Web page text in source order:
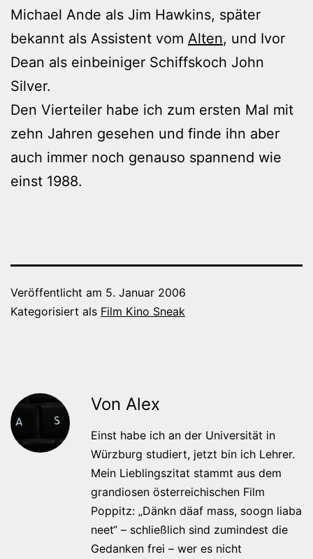
Michael Ande als Jim Hawkins, später
bekannt als Assistent vom Alten, und Ivor
Dean als einbeiniger Schiffskoch John
Silver.
Den Vierteiler habe ich zum ersten Mal mit
zehn Jahren gesehen und finde ihn aber
auch immer noch genauso spannend wie
einst 1988.
Veröffentlicht am 5. Januar 2006
Kategorisiert als Film Kino Sneak
Von Alex
Einst habe ich an der Universität in
Würzburg studiert, jetzt bin ich Lehrer.
Mein Lieblingszitat stammt aus dem
grandiosen österreichischen Film
Poppitz: „Dänkn däaf mass, soogn liaba
neet“ – schließlich sind zumindest die
Gedanken frei – wer es nicht